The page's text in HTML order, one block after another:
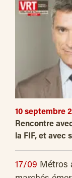
10 septembre
Rencontre
la FIF, et avec
17/09 Métros